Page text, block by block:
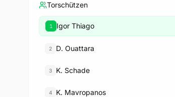
Torschützen
1 Igor Thiago
2 D. Ouattara
3 K. Schade
4 K. Mavropanos